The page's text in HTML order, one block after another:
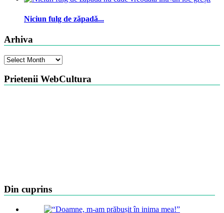
Niciun fulg de zăpadă...
Arhiva
Arhiva
Prietenii WebCultura
Din cuprins